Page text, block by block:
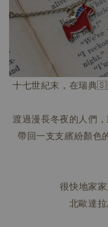
十七世紀末，在瑞典
渡過漫長冬夜的人們
帶回一支支繽紛顏色
很快地家家
北歐達拉